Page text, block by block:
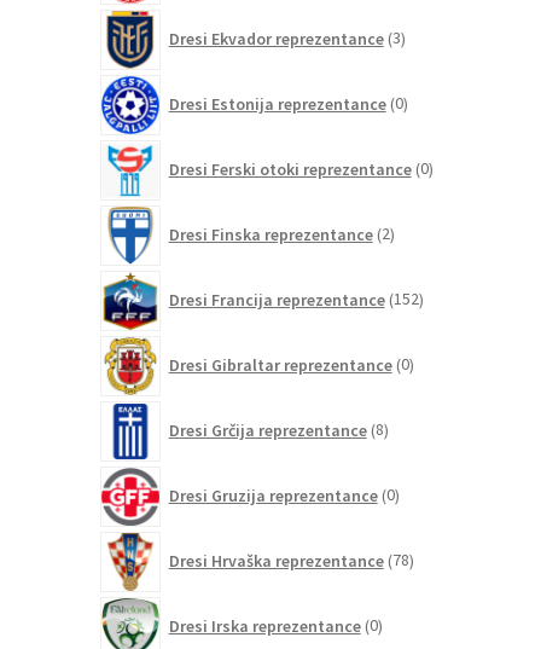
Dresi Ekvador reprezentance 3izdelki
Dresi Estonija reprezentance 0izdelkov
Dresi Ferski otoki reprezentance 0izdelkov
Dresi Finska reprezentance 2izdelka
Dresi Francija reprezentance 152izdelkov
Dresi Gibraltar reprezentance 0izdelkov
Dresi Grčija reprezentance 8izdelkov
Dresi Gruzija reprezentance 0izdelkov
Dresi Hrvaška reprezentance 78izdelkov
Dresi Irska reprezentance 0izdelkov